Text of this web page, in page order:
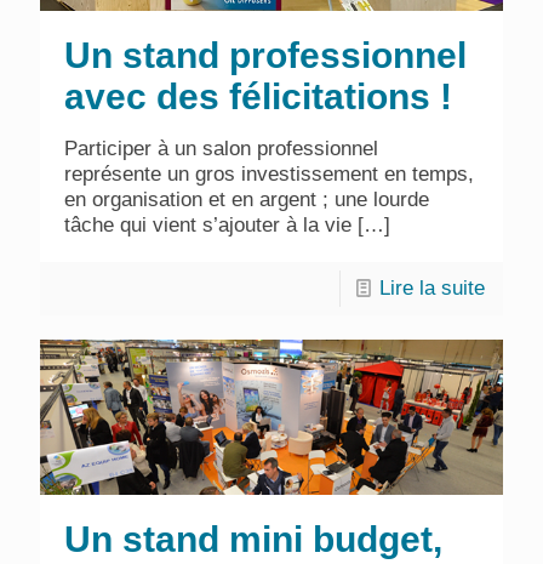
Un stand professionnel
avec des félicitations !
Participer à un salon professionnel
représente un gros investissement en temps,
en organisation et en argent ; une lourde
tâche qui vient s’ajouter à la vie […]
Lire la suite
Un stand mini budget,